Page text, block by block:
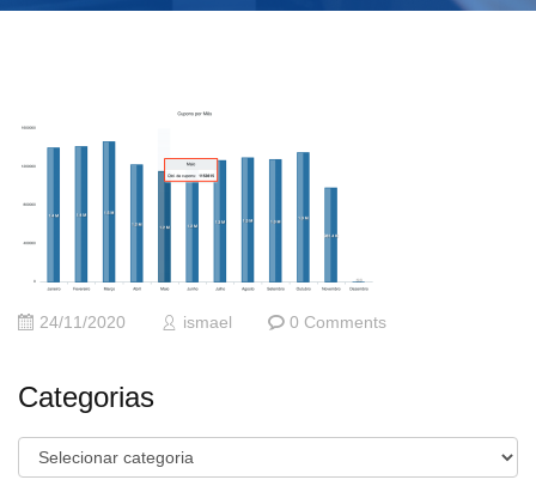
24/11/2020 ismael 0 Comments
Categorias
Categorias